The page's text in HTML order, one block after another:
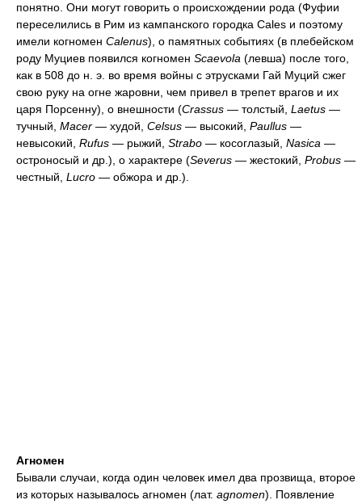
понятно. Они могут говорить о происхождении рода (Фуфии
переселились в Рим из кампанского городка Cales и поэтому
имели когномен Calenus), о памятных событиях (в плебейском
роду Муциев появился когномен Scaevola (левша) после того,
как в 508 до н. э. во время войны с этрусками Гай Муций сжег
свою руку на огне жаровни, чем привел в трепет врагов и их
царя Порсенну), о внешности (Crassus — толстый, Laetus —
тучный, Macer — худой, Celsus — высокий, Paullus —
невысокий, Rufus — рыжий, Strabo — косоглазый, Nasica —
остроносый и др.), о характере (Severus — жестокий, Probus —
честный, Lucro — обжора и др.).
Агномен
Бывали случаи, когда один человек имел два прозвища, второе
из которых называлось агномен (лат. agnomen). Появление